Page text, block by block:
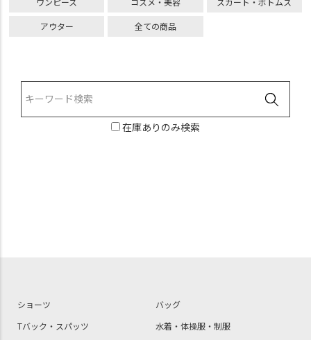
アウター 全ての商品
在庫ありのみ検索
ショーツ
Tバック・スパッツ
バッグ
水着・体操服・制服